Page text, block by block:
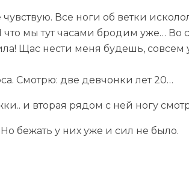
Все ноги об ветки
что мы тут часами бродим уже…
Щас нести меня будешь, совсем
Смотрю: две девчонки лет 20…
и вторая рядом с ней ногу
бежать у них уже и сил не было.